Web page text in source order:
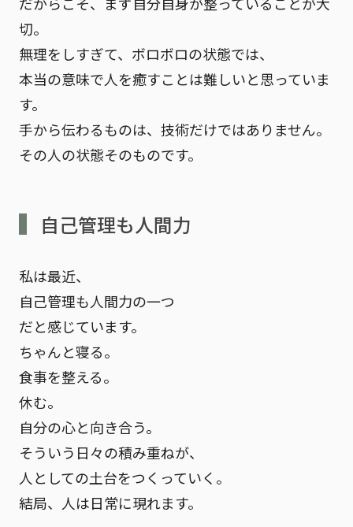
切。
無理をしすぎて、ボロボロの状態では、
本当の意味で人を癒すことは難しいと思っていま
す。
手から伝わるものは、技術だけではありません。
その人の状態そのものです。
自己管理も人間力
私は最近、
自己管理も人間力の一つ
だと感じています。
ちゃんと寝る。
食事を整える。
休む。
自分の心と向き合う。
そういう日々の積み重ねが、
人としての土台をつくっていく。
結局、人は日常に現れます。